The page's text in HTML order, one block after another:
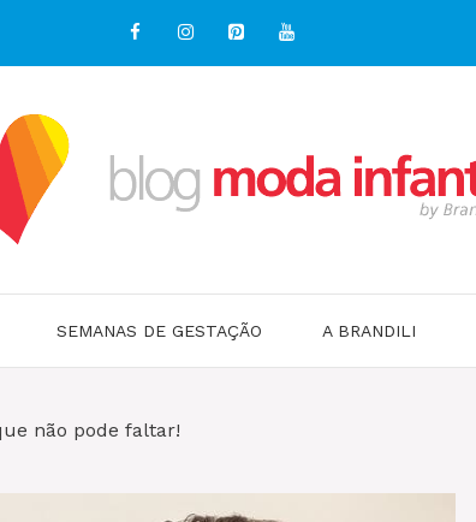
SEMANAS DE GESTAÇÃO A BRANDILI
não pode faltar!